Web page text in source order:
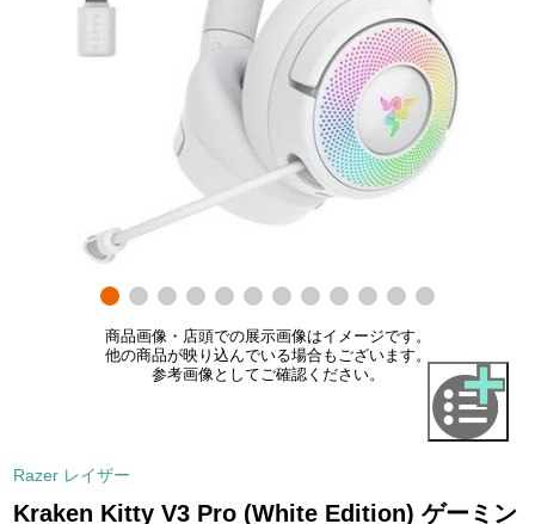
商品画像・店頭での展示画像はイメージです。
他の商品が映り込んでいる場合もございます。
参考画像としてご確認ください。
Razer レイザー
Kraken Kitty V3 Pro (White Edition) ゲーミン